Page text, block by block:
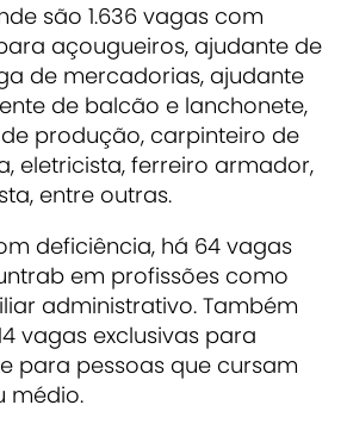
são 1.636 vagas com
açougueiros, ajudante de
de mercadorias, ajudante
de balcão e lanchonete,
produção, carpinteiro de
eletricista, ferreiro armador,
entre outras.
deficiência, há 64 vagas
em profissões como
administrativo. Também
vagas exclusivas para
para pessoas que cursam
médio.